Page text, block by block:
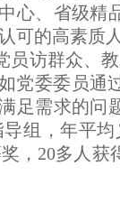
心、省级精
可的高素质人
员访群众、
党委委员通
足需求的问
组，年平均
，20多人获